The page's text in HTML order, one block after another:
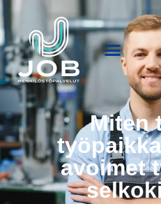
Miten
avoimet